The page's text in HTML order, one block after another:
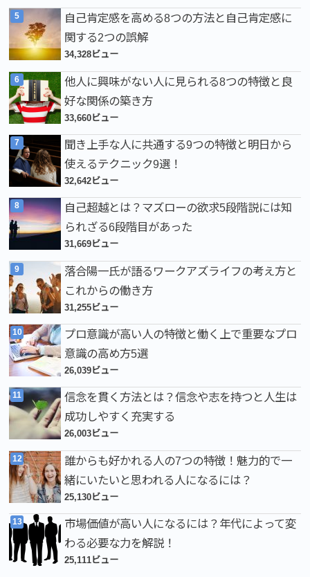
自己肯定感を高める8つの方法と自己肯定感に
関する2つの誤解
34,328ビュー
他人に興味がない人に見られる8つの特徴と良
好な関係の築き方
33,660ビュー
聞き上手な人に共通する9つの特徴と明日から
使えるテクニック9選！
32,642ビュー
自己超越とは？マズローの欲求5段階説には知
られざる6段階目があった
31,669ビュー
落合陽一氏が語るワークアズライフの考え方と
これからの働き方
31,255ビュー
プロ意識が高い人の特徴と働く上で重要なプロ
意識の高め方5選
26,039ビュー
信念を貫く方法とは？信念や志を持つと人生は
成功しやすく充実する
26,003ビュー
誰からも好かれる人の7つの特徴！魅力的で一
緒にいたいと思われる人になるには？
25,130ビュー
市場価値が高い人になるには？年代によって変
わる必要な力を解説！
25,111ビュー